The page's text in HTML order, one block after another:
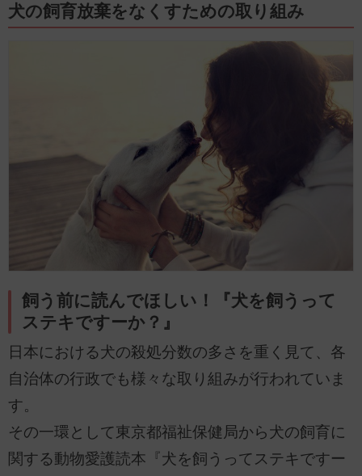
犬の飼育放棄をなくすための取り組み
飼う前に読んでほしい！『犬を飼うって
ステキですーか？』
日本における犬の殺処分数の多さを重く見て、各
自治体の行政でも様々な取り組みが行われていま
す。
その一環として東京都福祉保健局から犬の飼育に
関する動物愛護読本『犬を飼うってステキですー